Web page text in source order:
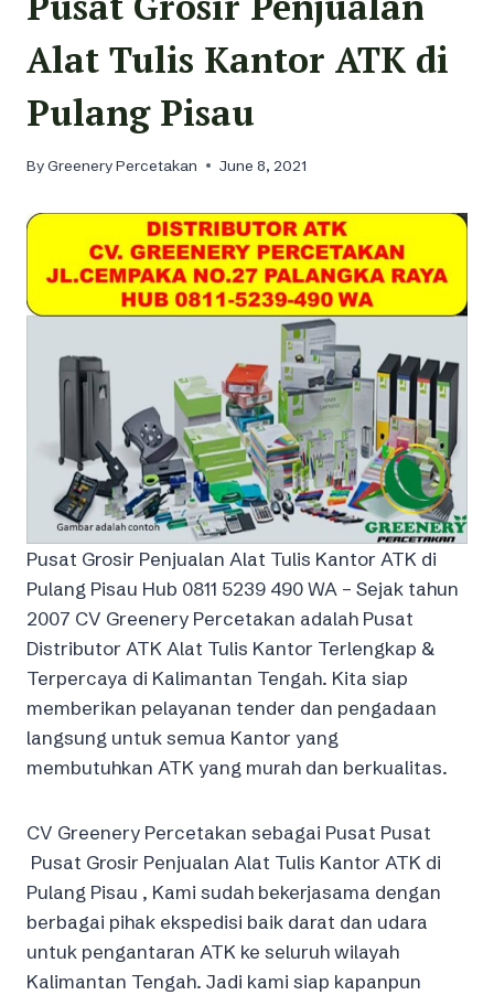
Alat Tulis Kantor ATK di
Pulang Pisau
ByGreenery Percetakan June 8, 2021
Pusat Grosir Penjualan Alat Tulis Kantor ATK di
Pulang Pisau Hub 0811 5239 490 WA – Sejak tahun
2007 CV Greenery Percetakan adalah Pusat
Distributor ATK Alat Tulis Kantor Terlengkap &
Terpercaya di Kalimantan Tengah. Kita siap
memberikan pelayanan tender dan pengadaan
langsung untuk semua Kantor yang
membutuhkan ATK yang murah dan berkualitas.
CV Greenery Percetakan sebagai Pusat Pusat
Pusat Grosir Penjualan Alat Tulis Kantor ATK di
Pulang Pisau , Kami sudah bekerjasama dengan
berbagai pihak ekspedisi baik darat dan udara
untuk pengantaran ATK ke seluruh wilayah
Kalimantan Tengah. Jadi kami siap kapanpun